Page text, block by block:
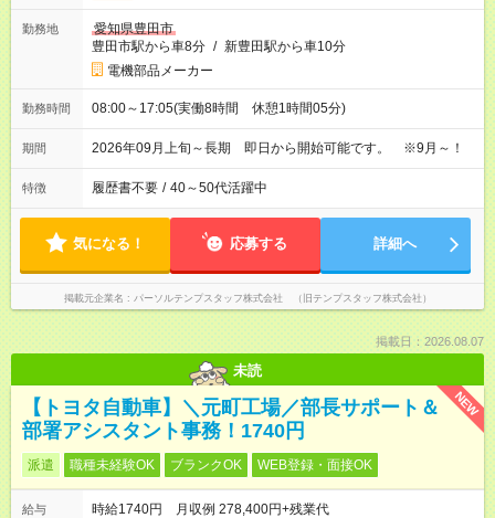
勤務地
愛知県豊田市
豊田市駅から車8分 / 新豊田駅から車10分
電機部品メーカー
勤務時間 08:00～17:05(実働8時間 休憩1時間05分)
期間 2026年09月上旬～長期 即日から開始可能です。 ※9月～！
特徴 履歴書不要 / 40～50代活躍中
気になる！ 応募する 詳細へ
掲載元企業名 パーソルテンプスタッフ株式会社 （旧テンプスタッフ株式会社）
掲載日：2026.08.07
未読
NEW
【トヨタ自動車】＼元町工場／部長サポート＆
部署アシスタント事務！1740円
派遣 職種未経験OK ブランクOK WEB登録・面接OK
給与
時給1740円 月収例 278,400円+残業代